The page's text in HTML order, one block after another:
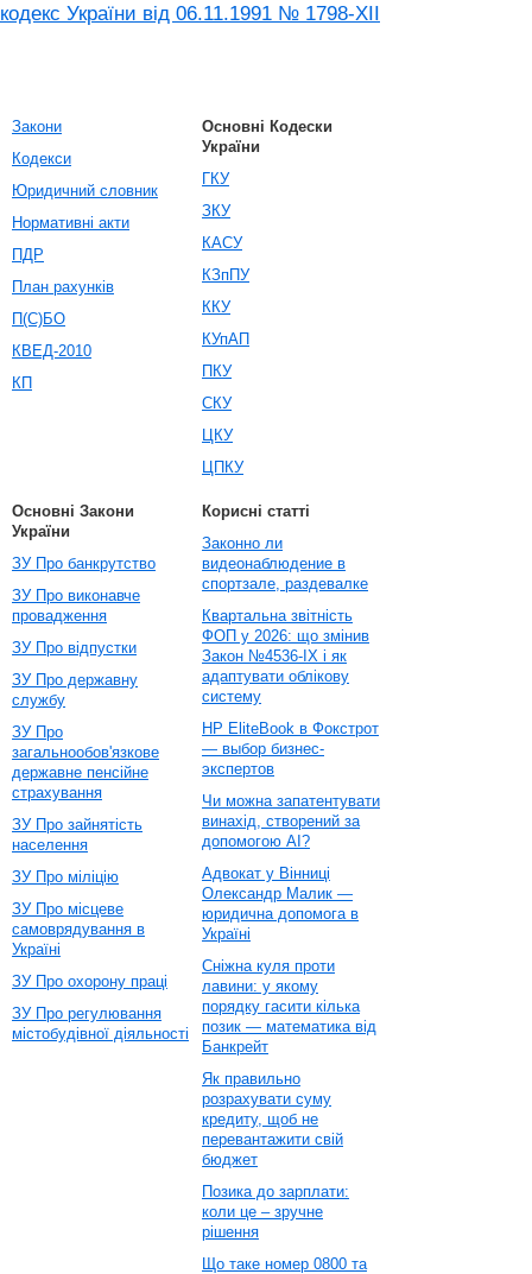
кодекс України від 06.11.1991 № 1798-XII
Закони
Кодекси
Юридичний словник
Нормативні акти
ПДР
План рахунків
П(С)БО
КВЕД-2010
КП
Основні Кодески
України
ГКУ
ЗКУ
КАСУ
КЗпПУ
ККУ
КУпАП
ПКУ
СКУ
ЦКУ
ЦПКУ
Основні Закони
України
ЗУ Про банкрутство
ЗУ Про виконавче
провадження
ЗУ Про відпустки
ЗУ Про державну
службу
ЗУ Про
загальнообов'язкове
державне пенсійне
страхування
ЗУ Про зайнятість
населення
ЗУ Про міліцію
ЗУ Про місцеве
самоврядування в
Україні
ЗУ Про охорону праці
ЗУ Про регулювання
містобудівної діяльності
Корисні статті
Законно ли
видеонаблюдение в
спортзале, раздевалке
Квартальна звітність
ФОП у 2026: що змінив
Закон №4536-IX і як
адаптувати облікову
систему
HP EliteBook в Фокстрот
— выбор бизнес-
экспертов
Чи можна запатентувати
винахід, створений за
допомогою AI?
Адвокат у Вінниці
Олександр Малик —
юридична допомога в
Україні
Сніжна куля проти
лавини: у якому
порядку гасити кілька
позик — математика від
Банкрейт
Як правильно
розрахувати суму
кредиту, щоб не
перевантажити свій
бюджет
Позика до зарплати:
коли це – зручне
рішення
Що таке номер 0800 та